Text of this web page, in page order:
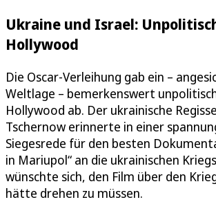
Ukraine und Israel:
Hollywood
Die Oscar-Verleihung gab ein –
Weltlage – bemerkenswert
Hollywood ab. Der ukrainische
Tschernow erinnerte in einer
Siegesrede für den besten
in Mariupol“ an die ukrainischen
wünschte sich, den Film über den
hätte drehen zu müssen.